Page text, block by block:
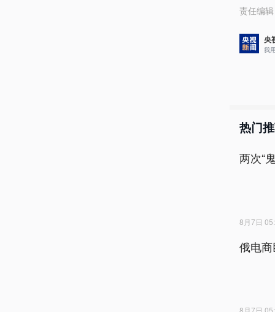
责任编
央
我
热门
两次“
8月7日
俄电
8月7日